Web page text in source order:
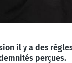
il y a des
perçues.